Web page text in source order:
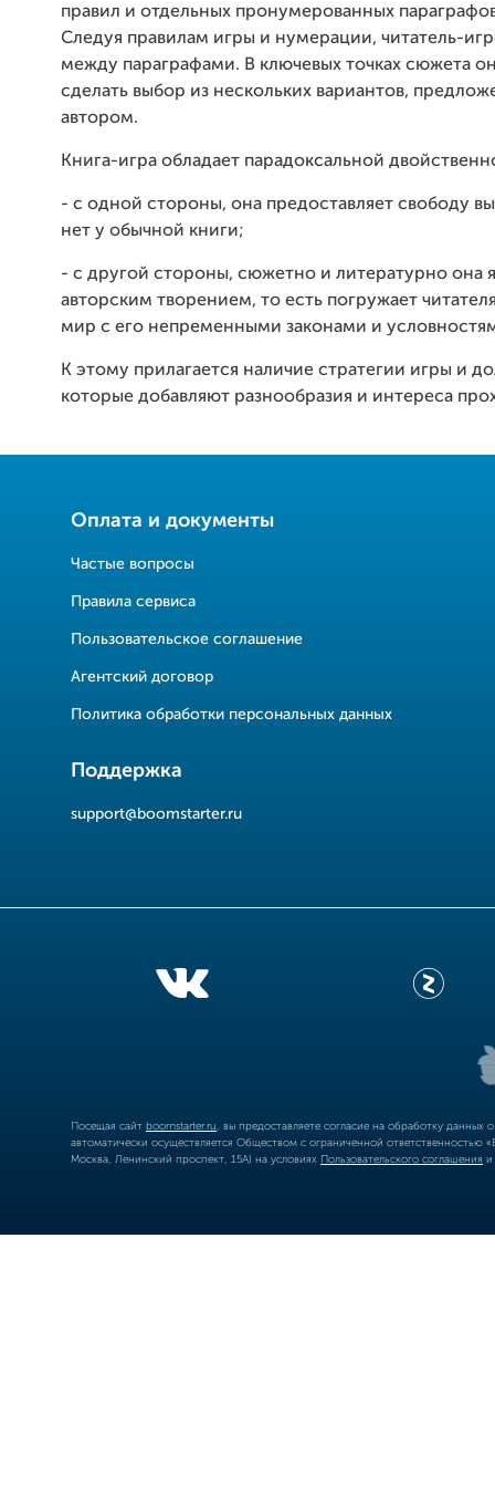
правил и отдельных пронумерованных
Следуя правилам игры и нумерации, читатель-
между параграфами. В ключевых точках сюжета
сделать выбор из нескольких вариантов,
автором.
Книга-игра обладает парадоксальной
- с одной стороны, она предоставляет свободу
нет у обычной книги;
- с другой стороны, сюжетно и литературно она
авторским творением, то есть погружает
мир с его непременными законами и
К этому прилагается наличие стратегии игры и
которые добавляют разнообразия и интереса
Оплата и документы
Частые вопросы
Правила сервиса
Пользовательское соглашение
Агентский договор
Политика обработки персональных данных
Поддержка
support@boomstarter.ru
Посещая сайт boomstarter.ru , вы предоставляете согласие на обработку
автоматически осуществляется Обществом с ограниченной
Москва, Ленинский проспект, 15А) на условиях Пользовательского соглашения и